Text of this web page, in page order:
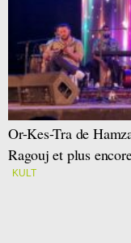
Or-Kes-Tra de
Ragouj et plus
KULT